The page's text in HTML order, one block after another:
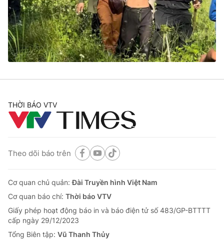
Tin tức
Thế giới đó đây
Câu chuyện quốc tế
Kinh tế
Tài chính
Thị trường
Góc doanh nghiệp
Dữ liệu và đời sống
Truyền hình
Phim VTV
Hậu trường
Giải sao mai
Giải trí
Điện ảnh
Âm nhạc
Du lịch
Làm đẹp
Chất lượng cuộc sống
Tuyển sinh
Học trực tuyến
Công nghệ
Hitech Công nghệ tương lai
Sản phẩm
Giao lưu trực tuyến
THỜI BÁO VTV
Theo dõi báo trên
Cơ quan chủ quản:Đài Truyền hình Việt Nam
Cơ quan báo chí: Thời báo VTV
Giấy phép hoạt động báo in và báo điện tử số 483/GP-BTTTT
cấp ngày 29/12/2023
Tổng Biên tập: Vũ Thanh Thủy